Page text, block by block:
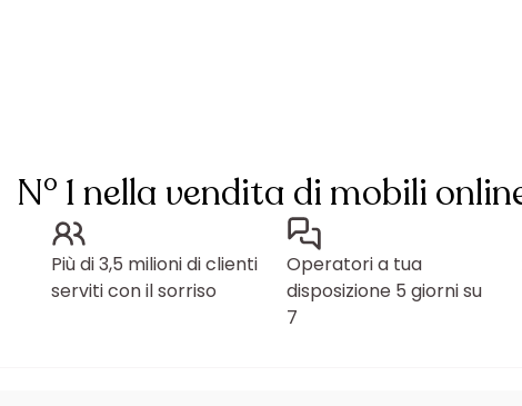
N° 1 nella vendita di mobili
Più di 3,5 milioni di clienti
serviti con il sorriso
Operatori a tua
disposizione 5 giorni su
7